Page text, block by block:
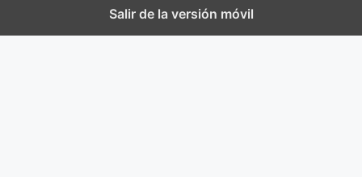
Salir de la versión móvil